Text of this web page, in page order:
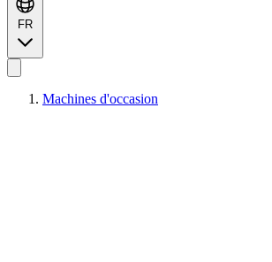
FR
Machines d'occasion